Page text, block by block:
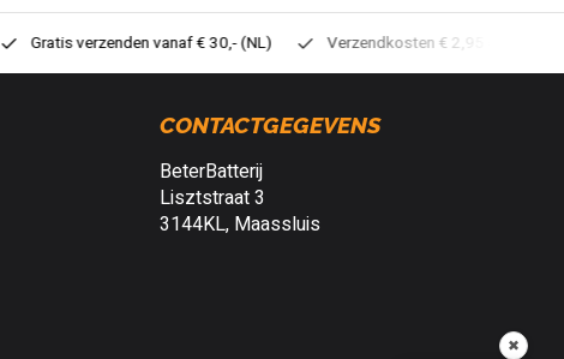
Gratis verzenden vanaf € 30,- (NL) Verzendkosten € 2,95 (NL)
CONTACTGEGEVENS
BeterBatterij
Lisztstraat 3
3144KL, Maassluis
✖